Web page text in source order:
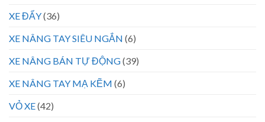
XE ĐẨY(36)
XE NÂNG TAY SIÊU NGẮN (6)
XE NÂNG BÁN TỰ ĐỘNG(39)
XE NÂNG TAY MẠ KẼM (6)
VỎ XE(42)